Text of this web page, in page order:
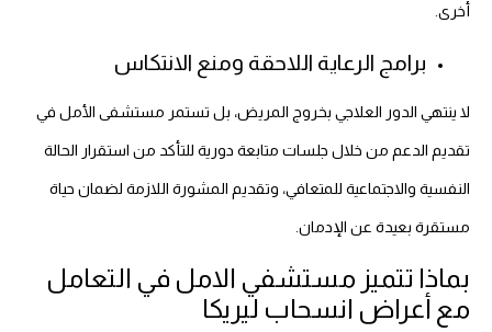
أخرى.
برامج الرعاية اللاحقة ومنع الانتكاس
لا ينتهي الدور العلاجي بخروج المريض، بل تستمر مستشفى الأمل في
تقديم الدعم من خلال جلسات متابعة دورية للتأكد من استقرار الحالة
النفسية والاجتماعية للمتعافي، وتقديم المشورة اللازمة لضمان حياة
مستقرة بعيدة عن الإدمان.
بماذا تتميز مستشفي الامل في التعامل
مع أعراض انسحاب ليريكا